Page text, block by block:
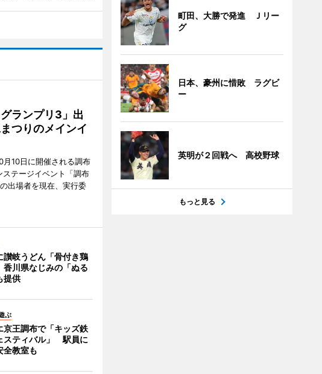
ランプリ3」出
つりのメインイ
月10日に開催される調布
テージイベント「調布
出場者を現在、実行委
讃岐うどん「骨付き鶏
川県なじみの「ぬる
提供
ぶ
京王調布で「キッズ鉄
スティバル」 駅員に
全教室も
町田、大勝で発進 Ｊリー
グ
日本、豪州に惜敗 ラグビ
ー
英明が２回戦へ 高校野球
もっと見る